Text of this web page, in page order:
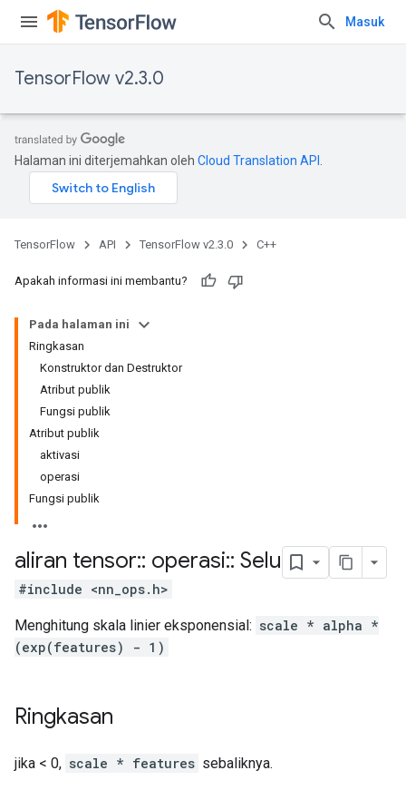
Masuk
TensorFlow v2.3.0
Halaman ini diterjemahkan oleh Cloud Translation API
TensorFlow API TensorFlow v2.3.0 C++
Apakah informasi ini membantu?
Pada halaman ini
Ringkasan
Konstruktor dan Destruktor
Atribut publik
Fungsi publik
Atribut publik
aktivasi
operasi
Fungsi publik
aliran tensor:: operasi:: Selu
#include <nn_ops.h>
Menghitung skala linier eksponensial: scale * alpha *
(exp(features) - 1)
Ringkasan
jika < 0, scale * features sebaliknya.